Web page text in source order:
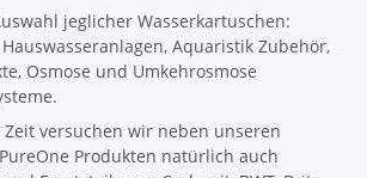
jeglicher Wasserkartuschen:
Aquaristik Zubehör,
Osmose und Umkehrosmose
Zeit versuchen wir neben unseren
Produkten natürlich auch